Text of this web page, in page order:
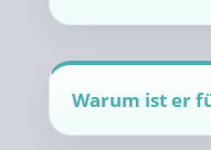
Warum ist er